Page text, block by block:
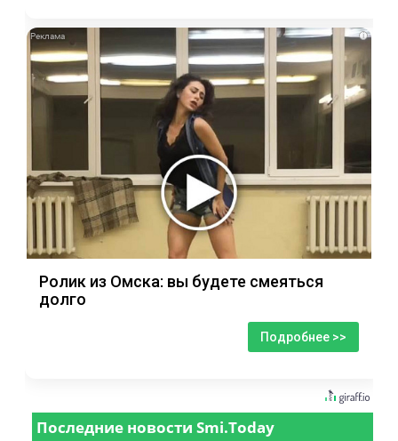
i
Ролик из Омска: вы будете смеяться
долго
Подробнее >>